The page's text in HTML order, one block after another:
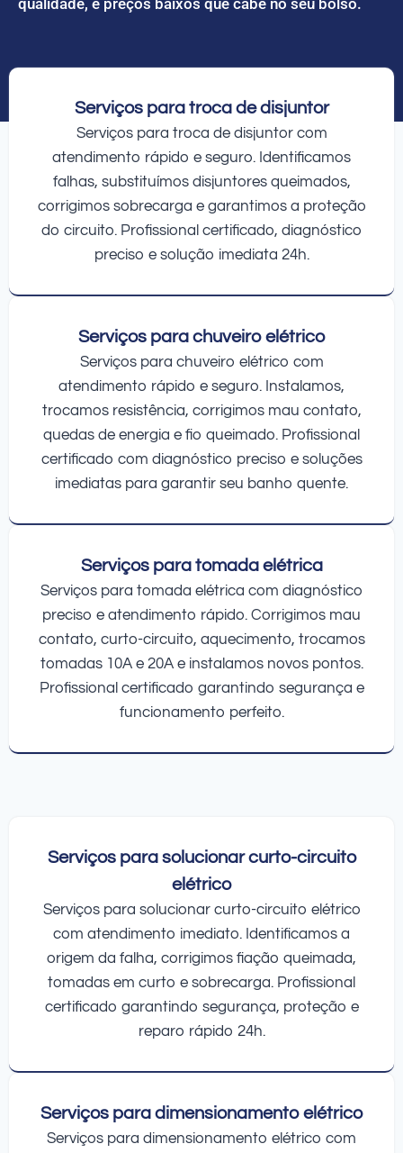
Serviços para troca de disjuntor
Serviços para troca de disjuntor com
atendimento rápido e seguro. Identificamos
falhas, substituímos disjuntores queimados,
corrigimos sobrecarga e garantimos a proteção
do circuito. Profissional certificado, diagnóstico
preciso e solução imediata 24h.
Serviços para chuveiro elétrico
Serviços para chuveiro elétrico com
atendimento rápido e seguro. Instalamos,
trocamos resistência, corrigimos mau contato,
quedas de energia e fio queimado. Profissional
certificado com diagnóstico preciso e soluções
imediatas para garantir seu banho quente.
Serviços para tomada elétrica
Serviços para tomada elétrica com diagnóstico
preciso e atendimento rápido. Corrigimos mau
contato, curto-circuito, aquecimento, trocamos
tomadas 10A e 20A e instalamos novos pontos.
Profissional certificado garantindo segurança e
funcionamento perfeito.
Serviços para solucionar curto-circuito
elétrico
Serviços para solucionar curto-circuito elétrico
com atendimento imediato. Identificamos a
origem da falha, corrigimos fiação queimada,
tomadas em curto e sobrecarga. Profissional
certificado garantindo segurança, proteção e
reparo rápido 24h.
Serviços para dimensionamento elétrico
Serviços para dimensionamento elétrico com